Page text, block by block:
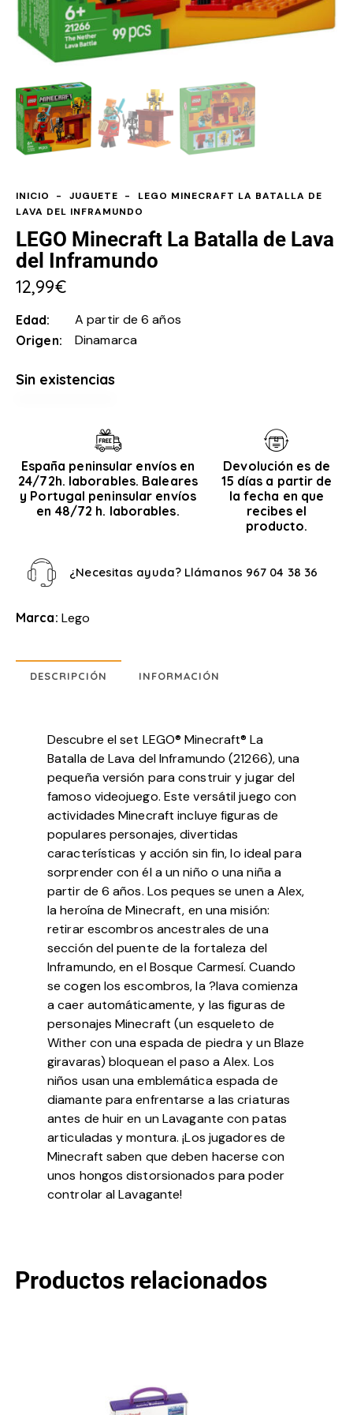
INICIO JUGUETE
LEGO MINECRAFT LA BATALLA DE
LAVA DEL INFRAMUNDO
LEGO Minecraft La Batalla de Lava
del Inframundo
12,99€
Edad A partir de 6 años
Origen Dinamarca
Sin existencias
España peninsular envíos en
24/72h. laborables. Baleares
y Portugal peninsular envíos
en 48/72 h. laborables.
Devolución es de
15 días a partir de
la fecha en que
recibes el
producto.
¿Necesitas ayuda? Llámanos 967 04 38 36
Marca: Lego
DESCRIPCIÓN INFORMACIÓN
Descubre el set LEGO® Minecraft® La
Batalla de Lava del Inframundo (21266), una
pequeña versión para construir y jugar del
famoso videojuego. Este versátil juego con
actividades Minecraft incluye figuras de
populares personajes, divertidas
características y acción sin fin, lo ideal para
sorprender con él a un niño o una niña a
partir de 6 años. Los peques se unen a Alex,
la heroína de Minecraft, en una misión:
retirar escombros ancestrales de una
sección del puente de la fortaleza del
Inframundo, en el Bosque Carmesí. Cuando
se cogen los escombros, la ?lava comienza
a caer automáticamente, y las figuras de
personajes Minecraft (un esqueleto de
Wither con una espada de piedra y un Blaze
giravaras) bloquean el paso a Alex. Los
niños usan una emblemática espada de
diamante para enfrentarse a las criaturas
antes de huir en un Lavagante con patas
articuladas y montura. ¡Los jugadores de
Minecraft saben que deben hacerse con
unos hongos distorsionados para poder
controlar al Lavagante!
Productos relacionados